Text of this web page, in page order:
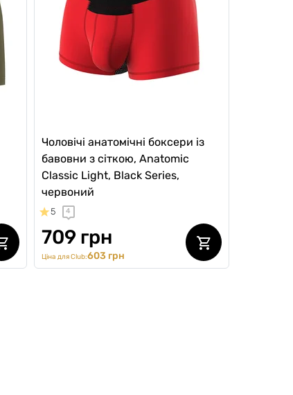
Чоловічі анатомічні боксери із
бавовни з сіткою, Anatomic
Classic Light, Black Series,
червоний
5 4
709 грн
Ціна для Club:603 грн